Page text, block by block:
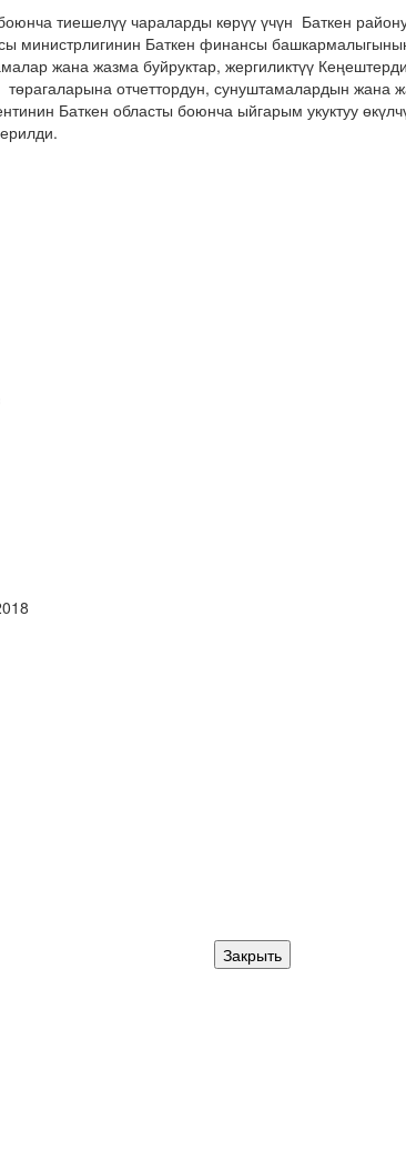
тиешелүү чараларды көрүү үчүн Баткен
министрлигинин Баткен финансы
жана жазма буйруктар, жергиликтүү
отчеттордун, сунуштамалардын жана
Баткен областы боюнча ыйгарым укуктуу